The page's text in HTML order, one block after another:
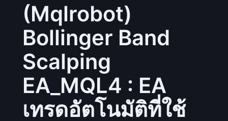
(Mqlrobot)
Bollinger Band
Scalping
EA_MQL4 : EA
เทรดอัตโนมัติที่ใช้